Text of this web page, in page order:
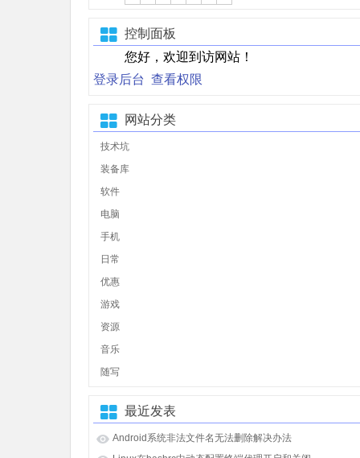
控制面板
您好，欢迎到访网站！
登录后台 查看权限
网站分类
技术坑
装备库
软件
电脑
手机
日常
优惠
游戏
资源
音乐
随写
最近发表
Android系统非法文件名无法删除解决办法